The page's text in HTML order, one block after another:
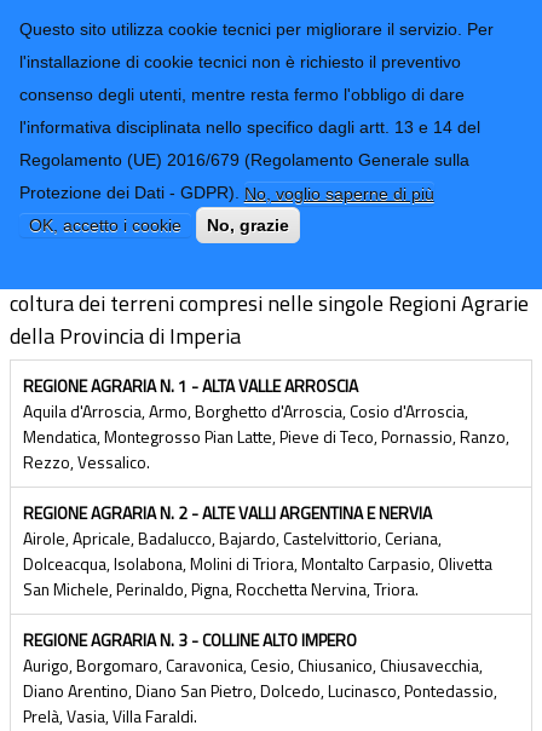
Questo sito utilizza cookie tecnici per migliorare il servizio. Per
l'installazione di cookie tecnici non è richiesto il preventivo
consenso degli utenti, mentre resta fermo l'obbligo di dare
l'informativa disciplinata nello specifico dagli artt. 13 e 14 del
Regolamento (UE) 2016/679 (Regolamento Generale sulla
Protezione dei Dati - GDPR). No, voglio saperne di più
OK, accetto i cookie
No, grazie
Provincia di
Imperia
CONTATTI-URP
TRASPARENZA
Form di ricerca
Regioni agrarie e VAM
coltura dei terreni compresi nelle singole Regioni Agrarie
della Provincia di Imperia
REGIONE AGRARIA N. 1 - ALTA VALLE ARROSCIA
Aquila d'Arroscia, Armo, Borghetto d'Arroscia, Cosio d'Arroscia,
Mendatica, Montegrosso Pian Latte, Pieve di Teco, Pornassio, Ranzo,
Rezzo, Vessalico.
REGIONE AGRARIA N. 2 - ALTE VALLI ARGENTINA E NERVIA
Airole, Apricale, Badalucco, Bajardo, Castelvittorio, Ceriana,
Dolceacqua, Isolabona, Molini di Triora, Montalto Carpasio, Olivetta
San Michele, Perinaldo, Pigna, Rocchetta Nervina, Triora.
REGIONE AGRARIA N. 3 - COLLINE ALTO IMPERO
Aurigo, Borgomaro, Caravonica, Cesio, Chiusanico, Chiusavecchia,
Diano Arentino, Diano San Pietro, Dolcedo, Lucinasco, Pontedassio,
Prelà, Vasia, Villa Faraldi.